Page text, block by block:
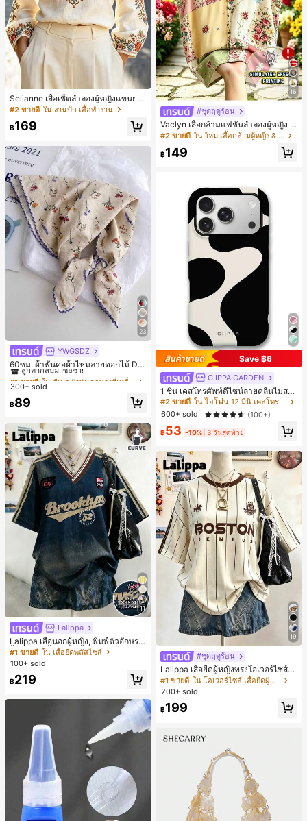
Selianne เสื้อเชิ้ตลำลองผู้หญิงแขนยา
ว คอวีเว้า ลายดอกไม้
#2 ขายดี ใน งานปัก เสื้อทำงาน
฿169
23
YWGSDZ
60ซม. ผ้าพันคอผ้าไหมลายดอกไม้ Dit
sy สีเบจ, เครื่องประดับใหม่สำหรับผู้หญิ
งฤดูใบไม้ผลิ/ฤดูใบไม้ร่วง, ผ้าพันคอผืน
#1 ขายดี
ลูกค้ากลับมาซื้อซ้ำ!
#1 ขายดี
ลูกค้ากลับมาซื้อซ้ำ!
#1 ขายดี
ลูกค้ากลับมาซื้อซ้ำ!
#1 ขายดี
ใน สีเบจ ผ้าพันคอทรงสี่เหลี่ยมและผ้าพันคอสำหรับผู้
300+ sold
฿89
11
Lalippa
Lalippa เสื้อนอกผู้หญิง, พิมพ์ตัวอักษร, เ
สื้อยืดแขนสั้นฤดูร้อน, ลวดลาย, สีแอปริ
คอต, สีแดงเบอร์กันดี, พิมพ์ตัวอักษร, นั
หญิงไซส์ใหญ่
#1 ขายดี ใน เสื้อยืดพลัสไซส์
100+ sold
฿219
16
#ชุดฤดูร้อน
Vaclyn เสื้อกล้ามแฟชั่นลำลองผู้หญิง ล
ายแพตช์เวิร์ก แขนกุด คอกลม ติดกระดุ
#2 ขายดี ใน ใหม่ เสื้อกล้ามผู้หญิง & Camis
฿149
Save ฿6
GIIPPA GARDEN
1 ชิ้น เคสโทรศัพท์ดีไซน์ลายคลื่นไม่สม
มาตรสำหรับ Phone 17 Pro Max, เหม
าะสำหรับ Phone 16 Pro Max, 15 Pro
Max, 14 Pro Max, เคสโทรศัพท์สไตล์เ
กาหลีและน่าสนใจ, เข้ากันได้กับ 11/12/
13/14/15/16 Pro Max Plus, ดีไซน์หรู
ขวัญในอุดมคติสำหรับคริสต์มาส, วันว
าเลนไทน์, อีสเตอร์, ฤดูแต่งงานและวันเ
กิดสำหรับแฟนสาว
#2 ขายดี
ใน ไอโฟน 12 มินิ เคสโทรศัพท์แฟชั่น
600+ sold
(100+)
฿53 -10% 3 วันสุดท้าย
19
#ชุดฤดูร้อน
Lalippa เสื้อยืดผู้หญิงทรงโอเวอร์ไซส์ค
วามยาวกลาง คอกลม ไหล่ตก ลายพิมพ์
ตัวอักษรและลายทางแนวตั้ง สไตล์แฟชั่
#1 ขายดี
ใน โอเวอร์ไซส์ เสื้อยืดผู้หญิง
200+ sold
฿199